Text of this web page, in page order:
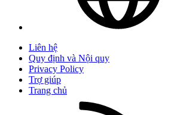
Liên hệ
Quy định và Nội quy
Privacy Policy
Trợ giúp
Trang chủ